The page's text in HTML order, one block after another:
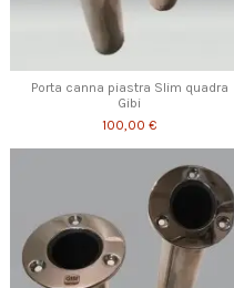
Porta canna piastra Slim quadra
Gibi
100,00 €